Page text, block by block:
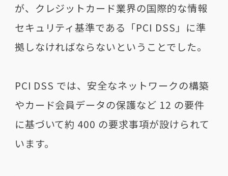
が、クレジットカード業界の国際的な情報
セキュリティ基準である「PCI DSS」に準
拠しなければならないということでした。
PCI DSS では、安全なネットワークの構築
やカード会員データの保護など 12 の要件
に基づいて約 400 の要求事項が設けられて
います。